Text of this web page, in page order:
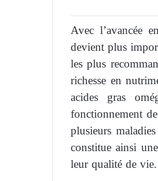
Avec l’avancée
devient plus
les plus
richesse en
acides gras
fonctionnement
plusieurs
constitue ainsi
leur qualité de vie.